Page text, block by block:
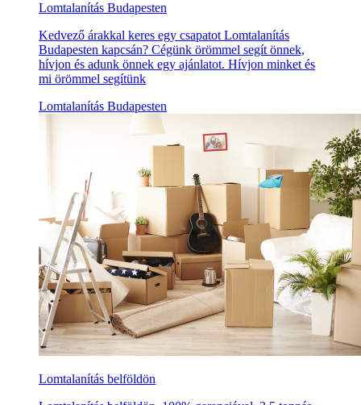
Lomtalanítás Budapesten
Kedvező árakkal keres egy csapatot Lomtalanítás
Budapesten kapcsán? Cégünk örömmel segít önnek,
hívjon és adunk önnek egy ajánlatot. Hívjon minket és
mi örömmel segítünk
Lomtalanítás Budapesten
Lomtalanítás belföldön